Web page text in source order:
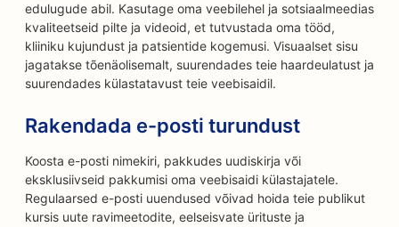
edulugude abil. Kasutage oma veebilehel ja sotsiaalmeedias
kvaliteetseid pilte ja videoid, et tutvustada oma tööd,
kliiniku kujundust ja patsientide kogemusi. Visuaalset sisu
jagatakse tõenäolisemalt, suurendades teie haardeulatust ja
suurendades külastatavust teie veebisaidil.
Rakendada e-posti turundust
Koosta e-posti nimekiri, pakkudes uudiskirja või
eksklusiivseid pakkumisi oma veebisaidi külastajatele.
Regulaarsed e-posti uuendused võivad hoida teie publikut
kursis uute ravimeetodite, eelseisvate ürituste ja